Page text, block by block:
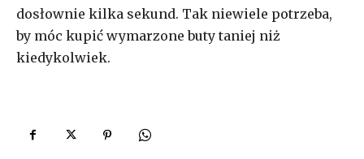
dosłownie kilka sekund. Tak niewiele potrzeba,
by móc kupić wymarzone buty taniej niż
kiedykolwiek.